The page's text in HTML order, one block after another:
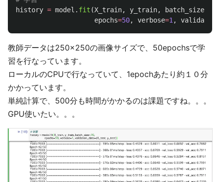
history = model . fit (X_train, y_train, batch_size
epochs=50, verbose=1 ,
教師データは250×250の画像サイズで、50epochsで学
習を行なっています。
ローカルのCPUで行なっていて、1epochあたり約１０分
かかっています。
単純計算で、500分も時間がかかるのは課題ですね。。。
GPU使いたい。。。